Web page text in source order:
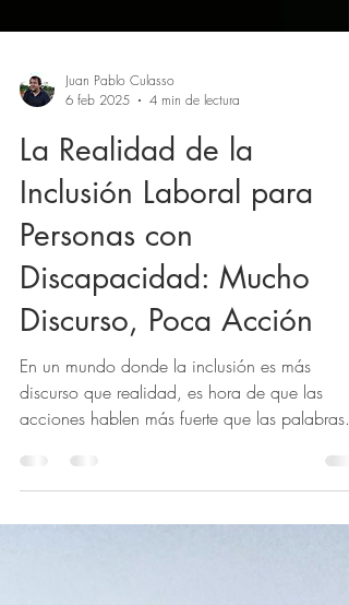
6 feb 2025
4 min de lectura
La Realidad de la
Inclusión Laboral para
Personas con
Discapacidad: Mucho
Discurso, Poca Acción
En un mundo donde la inclusión es más
acciones hablen más fuerte que las palabras.